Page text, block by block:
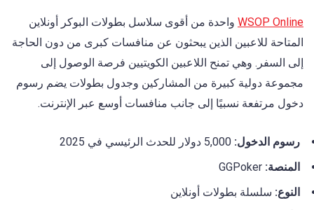
WSOP Online واحدة من أقوى سلاسل بطولات البوكر أونلاين
المتاحة للاعبين الذين يبحثون عن منافسات كبرى من دون الحاجة
إلى السفر. وهي تمنح اللاعبين الكويتيين فرصة الوصول إلى
مجموعة دولية كبيرة من المشاركين وجدول بطولات يضم رسوم
دخول مرتفعة نسبيًا إلى جانب منافسات أوسع عبر الإنترنت.
رسوم الدخول:
المنصة:
النوع: سلسلة بطولات أونلاين